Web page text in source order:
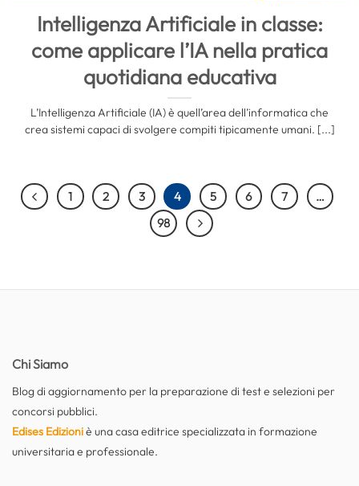
Intelligenza Artificiale in classe:
come applicare l’IA nella pratica
quotidiana educativa
L’Intelligenza Artificiale (IA) è quell’area dell’informatica che
crea sistemi capaci di svolgere compiti tipicamente umani. [...]
1 2 3 4 5 6 7
…
98
Chi Siamo
Blog di aggiornamento per la preparazione di test e selezioni per
concorsi pubblici.
Edises Edizioniè una casa editrice specializzata in formazione
universitaria e professionale.